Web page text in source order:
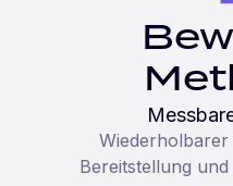
Bereitstellung